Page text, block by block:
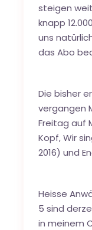
steigen
knapp
uns
das Abo
Die bisher
vergangen
Freitag auf
Kopf,Wir
2016) und
Heisse
5 sind
in meinem